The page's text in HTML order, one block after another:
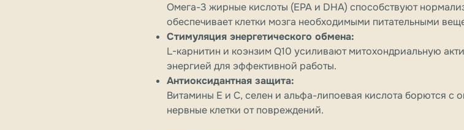
Омега-3 жирные кислоты (EPA и DHA) способствуют
обеспечивает клетки мозга необходимыми питательными
Стимуляция энергетического обмена:
L-карнитин и коэнзим Q10 усиливают митохондриальную
энергией для эффективной работы.
Антиоксидантная защита:
Витамины E и C, селен и альфа-липоевая кислота борются с
нервные клетки от повреждений.